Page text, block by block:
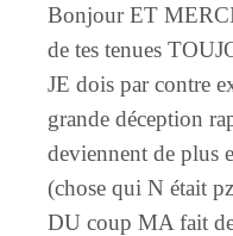
Bonjour ET MERCI
de tes tenues
JE dois par contre
grande déception
deviennent de plus
(chose qui N était
DU coup MA fait